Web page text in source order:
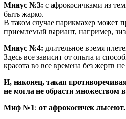
Минус №3: с афрокосичками из
быть жарко.
В таком случае парикмахер может
приемлемый вариант, например,
Минус №4: длительное время
Здесь все зависит от опыта и
красота во все времена без жертв не
И, наконец, такая
не могла не обрасти множеством
Миф №1: от афрокосичек лысеют.